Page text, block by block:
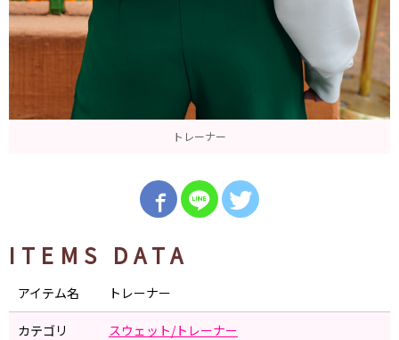
トレーナー
ITEMS DATA
アイテム名 トレーナー
カテゴリ スウェット/トレーナー